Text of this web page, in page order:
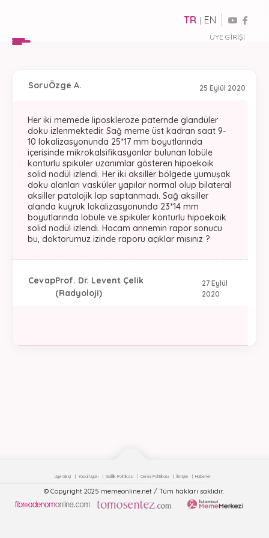
ÜYE GIRIŞI
TR | EN
25 Eylül 2020
SoruÖzge A.
Her iki memede liposkleroze paternde glandüler
doku izlenmektedir. Sağ meme üst kadran saat 9-
10 lokalizasyonunda 25*17 mm boyutlarında
içerisinde mikrokalsifikasyonlar bulunan lobüle
konturlu spiküler uzanımlar gösteren hipoekoik
solid nodül izlendi. Her iki aksiller bölgede yumuşak
doku alanları vasküler yapılar normal olup bilateral
aksiller patalojik lap saptanmadı. Sağ aksiller
alanda kuyruk lokalizasyonunda 23*14 mm
boyutlarında lobüle ve spiküler konturlu hipoekoik
solid nodül izlendi. Hocam annemin rapor sonucu
bu, doktorumuz izinde raporu açıklar mısınız ?
27 Eylül
2020
CevapProf. Dr. Levent Çelik
(Radyoloji)
Üye Girişi Yasal Uyarı Gizlilik Politikası Çerez Politikası İletişim Haberler
© Copyright 2025 memeonline.net / Tüm hakları saklıdır.